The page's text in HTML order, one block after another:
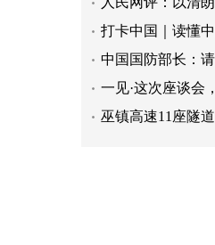
营商环境
打卡中国｜读懂
篇章
中国国防部长：
舰飞机
一见·这次座谈会
华民族现代文明”
巫镇高速11座隧